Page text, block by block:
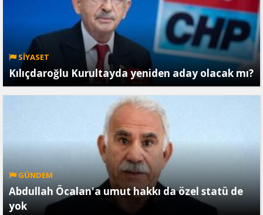
SİYASET
Kılıçdaroğlu Kurultayda yeniden aday olacak mı?
GÜNDEM
Abdullah Öcalan'a umut hakkı da özel statü de
yok